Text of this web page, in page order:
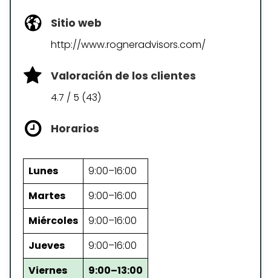
Sitio web
http://www.rogneradvisors.com/
Valoración de los clientes
4.7 / 5 (43)
Horarios
Lunes
9:00–16:00
Martes
9:00–16:00
Miércoles
9:00–16:00
Jueves
9:00–16:00
Viernes
9:00–13:00